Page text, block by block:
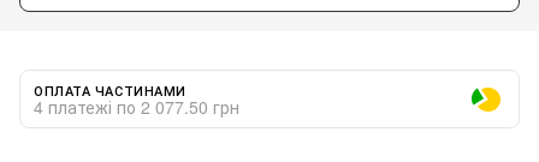
ОПЛАТА ЧАСТИНАМИ
4 платежі по 2 077.50 грн